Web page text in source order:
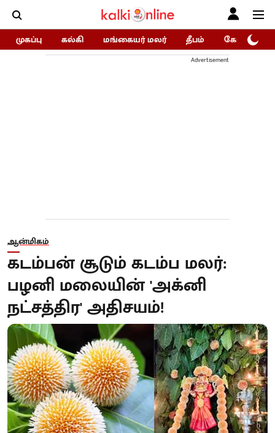
முகப்பு கல்கி மங்கையர் மலர் தீபம் கோகுலம்/
Advertisement
ஆன்மிகம்
கடம்பன் சூடும் கடம்ப மலர்:
பழனி மலையின் 'அக்னி
நட்சத்திர' அதிசயம்!